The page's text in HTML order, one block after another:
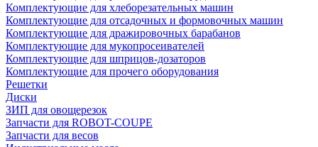
Комплектующие для хлеборезательных машин
Комплектующие для отсадочных и формовочных машин
Комплектующие для дражировочных барабанов
Комплектующие для мукопросеивателей
Комплектующие для шприцов-дозаторов
Комплектующие для прочего оборудования
Решетки
Диски
ЗИП для овощерезок
Запчасти для ROBOT-COUPE
Запчасти для весов